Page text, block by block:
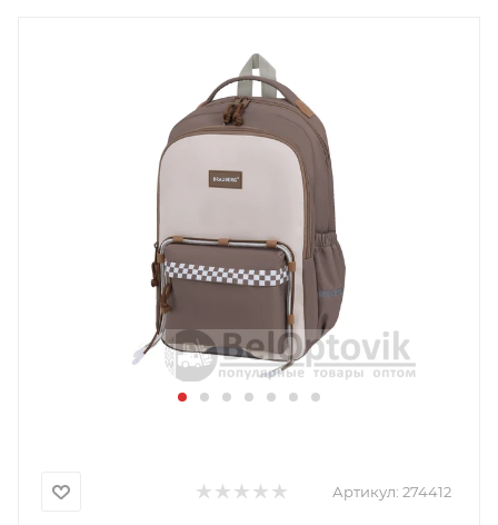
Артикул: 274412